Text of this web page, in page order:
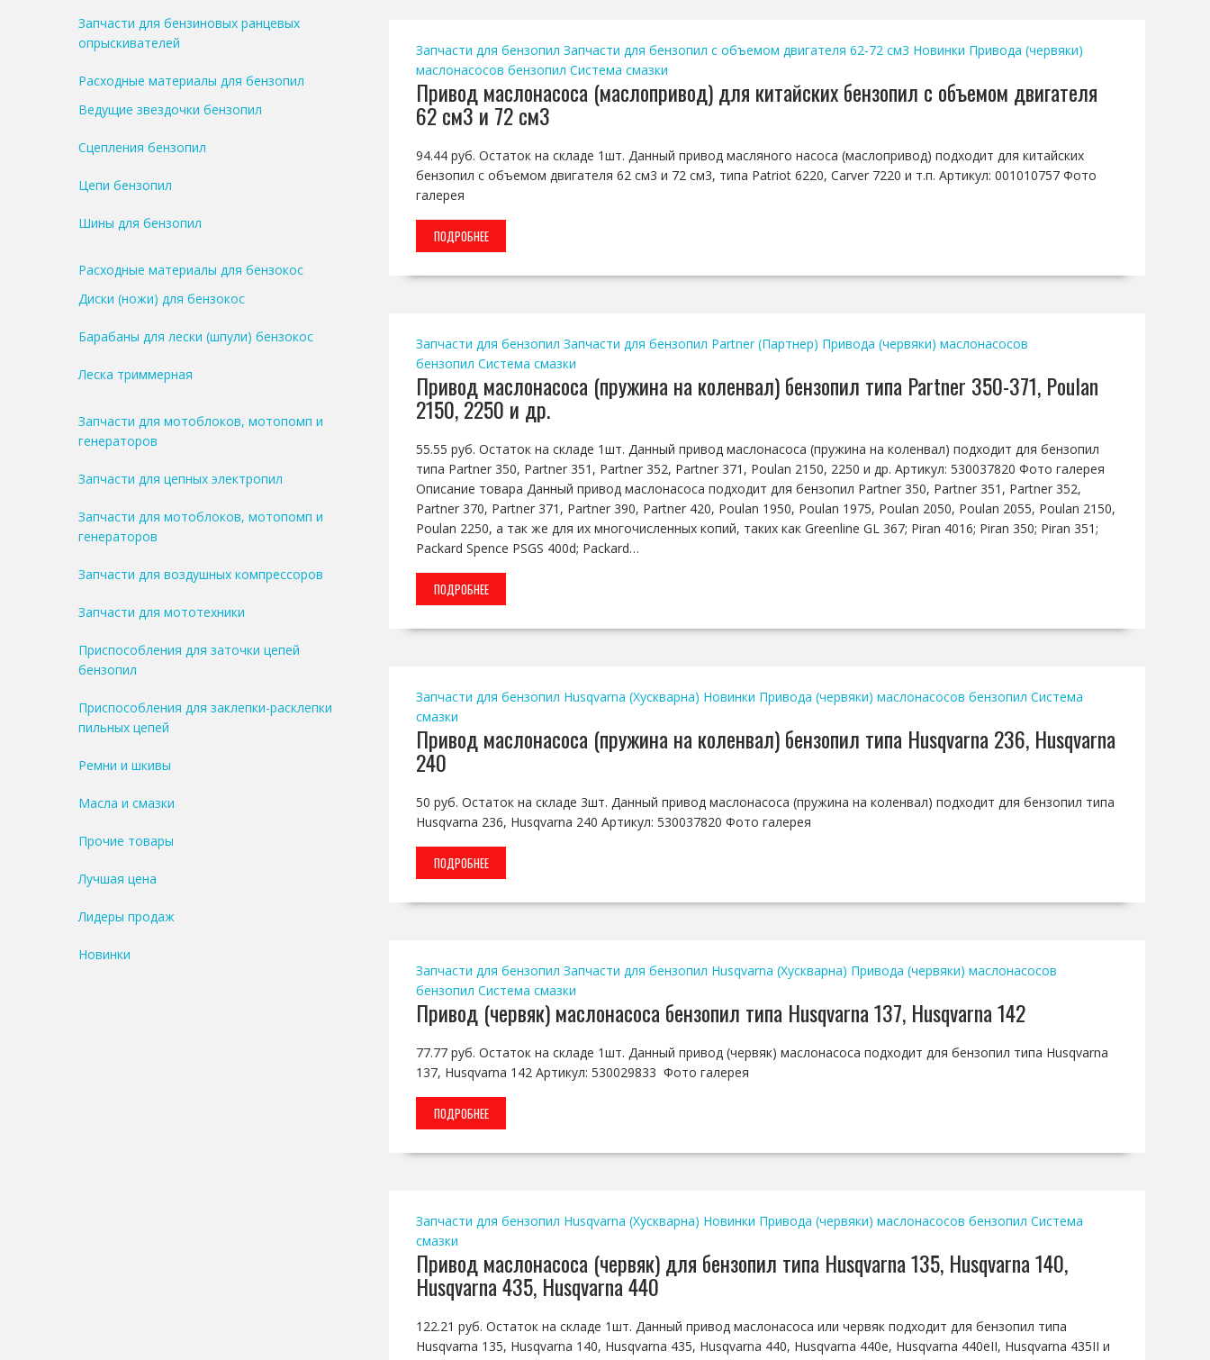
Запчасти для бензопил Запчасти для бензопил с объемом двигателя 62-72 см3 Новинки Привода (червяки)
маслонасосов бензопил Система смазки
Привод маслонасоса (маслопривод) для китайских бензопил с объемом двигателя
62 см3 и 72 см3
94.44 руб. Остаток на складе 1шт. Данный привод масляного насоса (маслопривод) подходит для китайских
бензопил с объемом двигателя 62 см3 и 72 см3, типа Patriot 6220, Carver 7220 и т.п. Артикул: 001010757 Фото
галерея
ПОДРОБНЕЕ
Запчасти для бензопил Запчасти для бензопил Partner (Партнер) Привода (червяки) маслонасосов
бензопил Система смазки
Привод маслонасоса (пружина на коленвал) бензопил типа Partner 350-371, Poulan
2150, 2250 и др.
55.55 руб. Остаток на складе 1шт. Данный привод маслонасоса (пружина на коленвал) подходит для бензопил
типа Partner 350, Partner 351, Partner 352, Partner 371, Poulan 2150, 2250 и др. Артикул: 530037820 Фото галерея
Описание товара Данный привод маслонасоса подходит для бензопил Partner 350, Partner 351, Partner 352,
Partner 370, Partner 371, Partner 390, Partner 420, Poulan 1950, Poulan 1975, Poulan 2050, Poulan 2055, Poulan 2150,
Poulan 2250, а так же для их многочисленных копий, таких как Greenline GL 367; Piran 4016; Piran 350; Piran 351;
Packard Spence PSGS 400d; Packard…
ПОДРОБНЕЕ
Запчасти для бензопил Husqvarna (Хускварна) Новинки Привода (червяки) маслонасосов бензопил Система
смазки
Привод маслонасоса (пружина на коленвал) бензопил типа Husqvarna 236, Husqvarna
240
50 руб. Остаток на складе 3шт. Данный привод маслонасоса (пружина на коленвал) подходит для бензопил типа
Husqvarna 236, Husqvarna 240 Артикул: 530037820 Фото галерея
ПОДРОБНЕЕ
Запчасти для бензопил Запчасти для бензопил Husqvarna (Хускварна) Привода (червяки) маслонасосов
бензопил Система смазки
Привод (червяк) маслонасоса бензопил типа Husqvarna 137, Husqvarna 142
77.77 руб. Остаток на складе 1шт. Данный привод (червяк) маслонасоса подходит для бензопил типа Husqvarna
137, Husqvarna 142 Артикул: 530029833 Фото галерея
ПОДРОБНЕЕ
Запчасти для бензопил Husqvarna (Хускварна) Новинки Привода (червяки) маслонасосов бензопил Система
смазки
Привод маслонасоса (червяк) для бензопил типа Husqvarna 135, Husqvarna 140,
Husqvarna 435, Husqvarna 440
122.21 руб. Остаток на складе 1шт. Данный привод маслонасоса или червяк подходит для бензопил типа
Husqvarna 135, Husqvarna 140, Husqvarna 435, Husqvarna 440, Husqvarna 440e, Husqvarna 440eII, Husqvarna 435II и
Запчасти для бензиновых ранцевых
опрыскивателей
Расходные материалы для бензопил
Ведущие звездочки бензопил
Сцепления бензопил
Цепи бензопил
Шины для бензопил
Расходные материалы для бензокос
Диски (ножи) для бензокос
Барабаны для лески (шпули) бензокос
Леска триммерная
Запчасти для мотоблоков, мотопомп и
генераторов
Запчасти для цепных электропил
Запчасти для мотоблоков, мотопомп и
генераторов
Запчасти для воздушных компрессоров
Запчасти для мототехники
Приспособления для заточки цепей
бензопил
Приспособления для заклепки-расклепки
пильных цепей
Ремни и шкивы
Масла и смазки
Прочие товары
Лучшая цена
Лидеры продаж
Новинки